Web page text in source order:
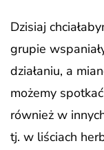
Dzisiaj
grupie
działaniu, a
możemy
również w
tj. w liściach